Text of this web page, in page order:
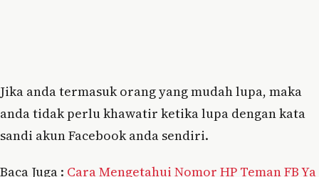
Jika anda termasuk orang yang mudah lupa, maka
anda tidak perlu khawatir ketika lupa dengan kata
sandi akun Facebook anda sendiri.
Baca Juga : Cara Mengetahui Nomor HP Teman FB Ya